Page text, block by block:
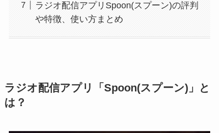
ラジオ配信アプリSpoon(スプーン)の評判
や特徴、使い方まとめ
ラジオ配信アプリ「Spoon(スプーン)」と
は？